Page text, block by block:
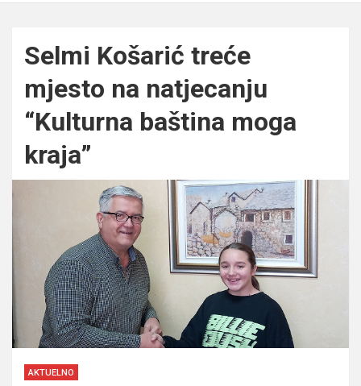
Selmi Košarić treće
mjesto na natjecanju
“Kulturna baština moga
kraja”
AKTUELNO